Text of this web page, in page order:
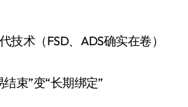
技术（FSD、ADS确实在卷）
结束”变“长期绑定”